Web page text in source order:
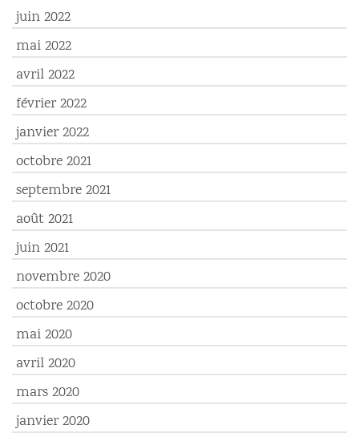
juin 2022
mai 2022
avril 2022
février 2022
janvier 2022
octobre 2021
septembre 2021
août 2021
juin 2021
novembre 2020
octobre 2020
mai 2020
avril 2020
mars 2020
janvier 2020